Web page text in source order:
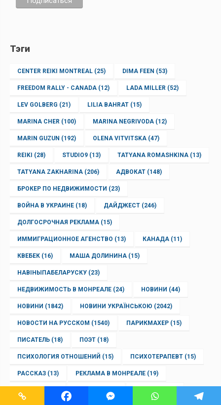
Тэги
CENTER REIKI MONTREAL (25) DIMA FEEN (53)
FREEDOM RALLY - CANADA (12) LADA MILLER (52)
LEV GOLBERG (21) LILIA BAHRAT (15)
MARINA CHER (100) MARINA NEGRIVODA (12)
MARIN GUZUN (192) OLENA VITVITSKA (47)
REIKI (28) STUDIO9 (13) TATYANA ROMASHKINA (13)
TATYANA ZAKHARINA (206) АДВОКАТ (148)
БРОКЕР ПО НЕДВИЖИМОСТИ (23)
ВОЙНА В УКРАИНЕ (18) ДАЙДЖЕСТ (246)
ДОЛГОСРОЧНАЯ РЕКЛАМА (15)
ИММИГРАЦИОННОЕ АГЕНСТВО (13) КАНАДА (11)
КВЕБЕК (16) МАША ДОЛИНИНА (15)
НАВІНЫПАБЕЛАРУСКУ (23)
НЕДВИЖИМОСТЬ В МОНРЕАЛЕ (24) НОВИНИ (44)
НОВИНИ (1842) НОВИНИ УКРАЇНСЬКОЮ (2042)
НОВОСТИ НА РУССКОМ (1540) ПАРИКМАХЕР (15)
ПИСАТЕЛЬ (18) ПОЭТ (18)
ПСИХОЛОГИЯ ОТНОШЕНИЙ (15) ПСИХОТЕРАПЕВТ (15)
РАССКАЗ (13) РЕКЛАМА В МОНРЕАЛЕ (19)
(15)